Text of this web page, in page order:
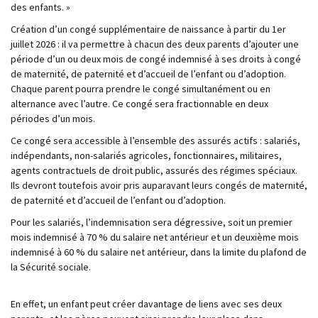
des enfants. »
Création d’un congé supplémentaire de naissance à partir du 1er
juillet 2026 : il va permettre à chacun des deux parents d’ajouter une
période d’un ou deux mois de congé indemnisé à ses droits à congé
de maternité, de paternité et d’accueil de l’enfant ou d’adoption.
Chaque parent pourra prendre le congé simultanément ou en
alternance avec l’autre. Ce congé sera fractionnable en deux
périodes d’un mois.
Ce congé sera accessible à l’ensemble des assurés actifs : salariés,
indépendants, non-salariés agricoles, fonctionnaires, militaires,
agents contractuels de droit public, assurés des régimes spéciaux.
Ils devront toutefois avoir pris auparavant leurs congés de maternité,
de paternité et d’accueil de l’enfant ou d’adoption.
Pour les salariés, l’indemnisation sera dégressive, soit un premier
mois indemnisé à 70 % du salaire net antérieur et un deuxième mois
indemnisé à 60 % du salaire net antérieur, dans la limite du plafond de
la Sécurité sociale.
En effet, un enfant peut créer davantage de liens avec ses deux